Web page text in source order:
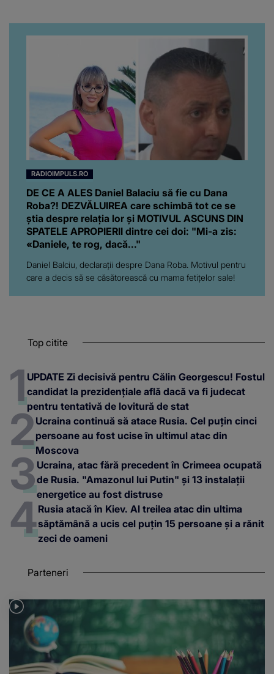
“Am suflet mare. Eu am
ajutat-o.”
RADIOIMPULS.RO
DE CE A ALES Daniel Balaciu să fie cu Dana
Roba?! DEZVĂLUIREA care schimbă tot ce se
știa despre relația lor și MOTIVUL ASCUNS DIN
SPATELE APROPIERII dintre cei doi: "Mi-a zis:
«Daniele, te rog, dacă..."
Daniel Balciu, declarații despre Dana Roba. Motivul pentru
care a decis să se căsătorească cu mama fetițelor sale!
Top citite
UPDATE Zi decisivă pentru Călin Georgescu! Fostul
candidat la prezidențiale află dacă va fi judecat
pentru tentativă de lovitură de stat
Ucraina continuă să atace Rusia. Cel puțin cinci
persoane au fost ucise în ultimul atac din
Moscova
Ucraina, atac fără precedent în Crimeea ocupată
de Rusia. "Amazonul lui Putin" și 13 instalații
energetice au fost distruse
Rusia atacă în Kiev. Al treilea atac din ultima
săptămână a ucis cel puțin 15 persoane și a rănit
zeci de oameni
Parteneri